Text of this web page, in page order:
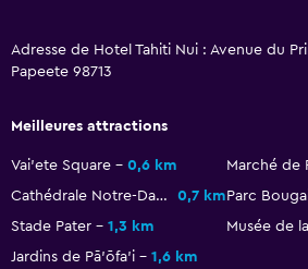
Hublot
Parquet
Chambres communicantes
Espace de stockage
Espace salon
Adresse de Hotel Tahiti Nui : Avenue du
Papeete 98713
Meilleures attractions
Vai'ete Square 0,6 km Marché de
Cathédrale Notre-Dame de Papeete
0,7 kmParc
Stade Pater
1,3 km
Jardins de Pā'ōfa'i
1,6 km